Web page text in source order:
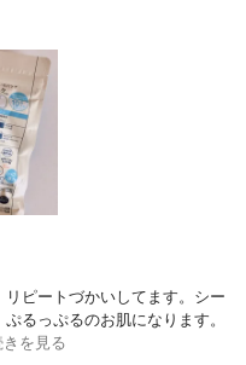
ピートづかいしてます。シー
るっぷるのお肌になります。
きを見る